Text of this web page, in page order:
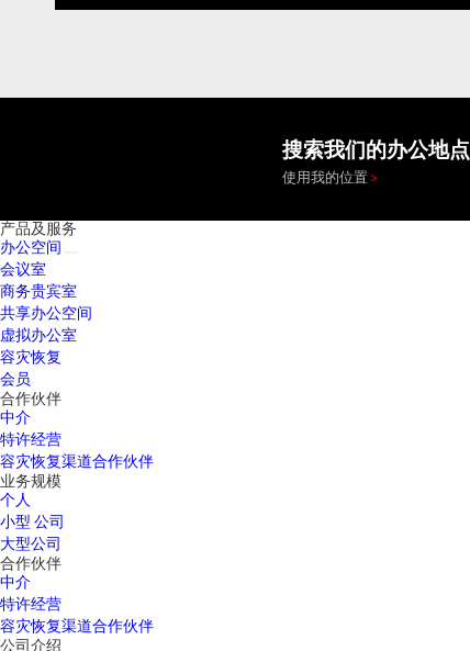
搜索我们的办公地点
使用我的位置
产品及服务
办公空间
会议室
商务贵宾室
共享办公空间
虚拟办公室
容灾恢复
会员
合作伙伴
中介
特许经营
容灾恢复渠道合作伙伴
业务规模
个人
小型 公司
大型公司
合作伙伴
中介
特许经营
容灾恢复渠道合作伙伴
公司介绍